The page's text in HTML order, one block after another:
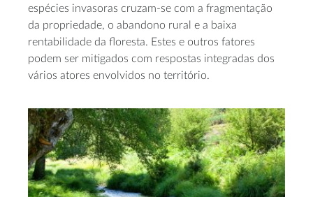
espécies invasoras cruzam-se com a fragmentação
da propriedade, o abandono rural e a baixa
rentabilidade da floresta. Estes e outros fatores
podem ser mitigados com respostas integradas dos
vários atores envolvidos no território.